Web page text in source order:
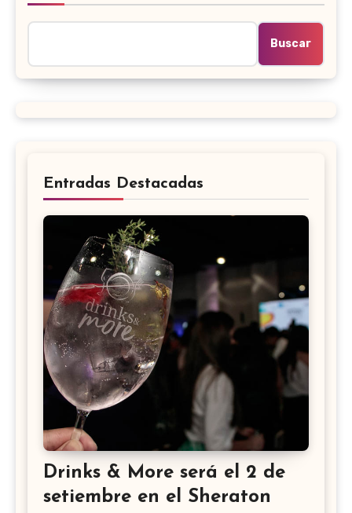
Buscar
Entradas Destacadas
Drinks & More será el 2 de
setiembre en el Sheraton